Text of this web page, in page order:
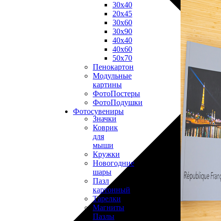
30х40
20х45
30х60
30х90
40х40
40х60
50х70
Пенокартон
Модульные
картины
ФотоПостеры
ФотоПодушки
Фотоcувениры
Значки
Коврик
для
мыши
Кружки
Новогодние
шары
Пазл
картонный
Тарелки
Магниты
Пазлы